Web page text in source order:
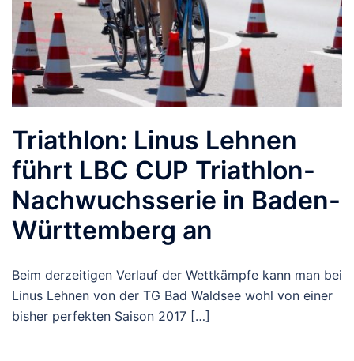
Triathlon: Linus Lehnen
führt LBC CUP Triathlon-
Nachwuchsserie in Baden-
Württemberg an
Beim derzeitigen Verlauf der Wettkämpfe kann man bei
Linus Lehnen von der TG Bad Waldsee wohl von einer
bisher perfekten Saison 2017 […]